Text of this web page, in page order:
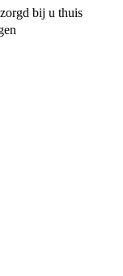
bij u thuis